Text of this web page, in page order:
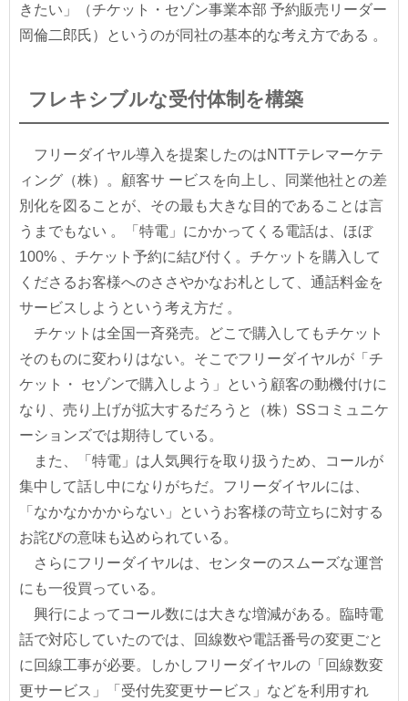
きたい」（チケット・セゾン事業本部 予約販売リーダー
岡倫二郎氏）というのが同社の基本的な考え方である 。
フレキシブルな受付体制を構築
フリーダイヤル導入を提案したのはNTTテレマーケテ
ィング（株）。顧客サ ービスを向上し、同業他社との差
別化を図ることが、その最も大きな目的であることは言
うまでもない 。「特電」にかかってくる電話は、ほぼ
100% 、チケット予約に結び付く。チケットを購入して
くださるお客様へのささやかなお札として、通話料金を
サービスしようという考え方だ 。
チケットは全国一斉発売。どこで購入してもチケット
そのものに変わりはない。そこでフリーダイヤルが「チ
ケット・ セゾンで購入しよう」という顧客の動機付けに
なり、売り上げが拡大するだろうと（株）SSコミュニケ
ーションズでは期待している。
また、「特電」は人気興行を取り扱うため、コールが
集中して話し中になりがちだ。フリーダイヤルには、
「なかなかかからない」というお客様の苛立ちに対する
お詫びの意味も込められている。
さらにフリーダイヤルは、センターのスムーズな運営
にも一役買っている。
興行によってコール数には大きな増減がある。臨時電
話で対応していたのでは、回線数や電話番号の変更ごと
に回線工事が必要。しかしフリーダイヤルの「回線数変
更サービス」「受付先変更サービス」などを利用すれ